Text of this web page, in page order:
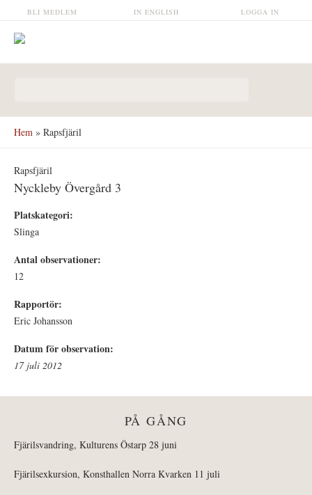
Hoppa till huvudinnehåll LOGGA IN
IN ENGLISH
BLI MEDLEM
Hem » Rapsfjäril
Rapsfjäril
Nyckleby Övergård 3
Platskategori:
Slinga
Antal observationer:
12
Rapportör:
Eric Johansson
Datum för observation:
17 juli 2012
PÅ GÅNG
Fjärilsvandring, Kulturens Östarp 28 juni
Fjärilsexkursion, Konsthallen Norra Kvarken 11 juli